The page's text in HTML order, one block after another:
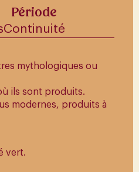
Période
Continuité
mythologiques ou
ils sont produits.
modernes, produits à
vert.